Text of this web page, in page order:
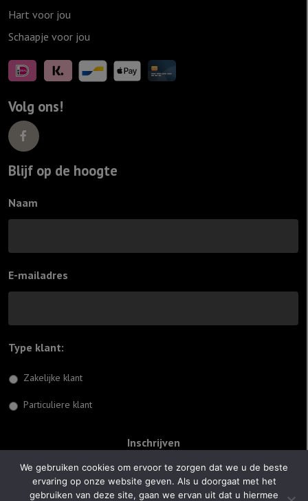
Hart voor jou
Schaapje voor jou
Volg ons!
Blijf op de hoogte
Naam
E-mailadres
Type klant:
Zakelijke klant
Particuliere klant
© 2026 Jiftach
We gebruiken cookies om ervoor te zorgen dat we u de beste
ervaring op onze website geven. Als u doorgaat met het
gebruiken van deze site, gaan we ervan uit dat u hiermee